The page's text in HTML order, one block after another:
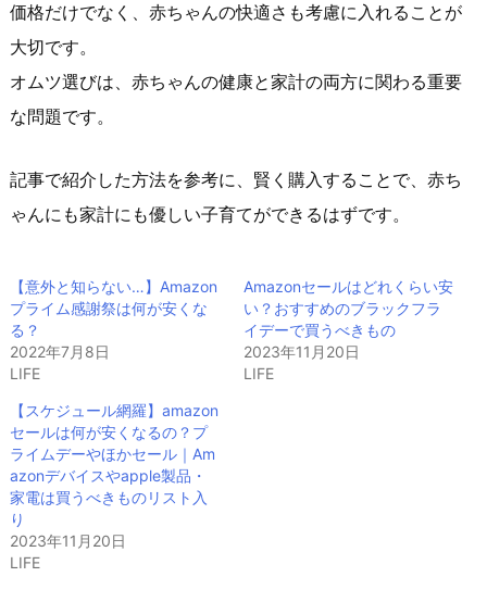
価格だけでなく、赤ちゃんの快適さも考慮に入れることが
大切です。
オムツ選びは、赤ちゃんの健康と家計の両方に関わる重要
な問題です。
記事で紹介した方法を参考に、賢く購入することで、赤ち
ゃんにも家計にも優しい子育てができるはずです。
【意外と知らない…】Amazon
プライム感謝祭は何が安くな
る？
2022年7月8日
LIFE
Amazonセールはどれくらい安
い？おすすめのブラックフラ
イデーで買うべきもの
2023年11月20日
LIFE
【スケジュール網羅】amazon
セールは何が安くなるの？プ
ライムデーやほかセール｜Am
azonデバイスやapple製品・
家電は買うべきものリスト入
り
2023年11月20日
LIFE